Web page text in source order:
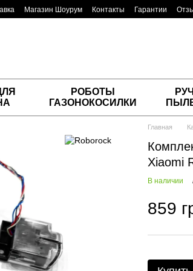
Магазин Шоурум Контакты Гарантии
РОБОТЫ
ГАЗОНОКОСИЛКИ
Главная
Xiaomi
В наличии
859